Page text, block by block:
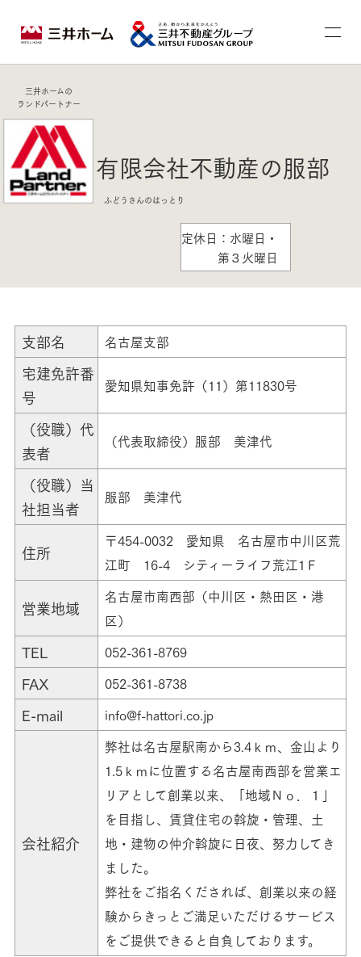
三井ホームの
ランドパートナー
有限会社不動産の服部
ふどうさんのはっとり
定休日：水曜日・
第３火曜日
支部名 名古屋支部
宅建免許番
号
愛知県知事免許（11）第11830号
（役職）代
表者
（代表取締役）服部 美津代
（役職）当
社担当者
服部 美津代
住所
〒454-0032 愛知県 名古屋市中川区荒
江町 16-4 シティーライフ荒江1Ｆ
営業地域
名古屋市南西部（中川区・熱田区・港
区）
TEL 052-361-8769
FAX 052-361-8738
E-mail info@f-hattori.co.jp
会社紹介
弊社は名古屋駅南から3.4ｋｍ、金山より
1.5ｋｍに位置する名古屋南西部を営業エ
リアとして創業以来、「地域Ｎｏ．１」
を目指し、賃貸住宅の斡旋・管理、土
地・建物の仲介斡旋に日夜、努力してき
ました。
弊社をご指名くだされば、創業以来の経
験からきっとご満足いただけるサービス
をご提供できると自負しております。